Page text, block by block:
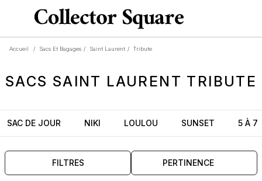
Accueil / Sacs Et Bagages / Saint Laurent / Tribute
SACS SAINT LAURENT TRIBUTE
SAC DE JOUR NIKI LOULOU SUNSET 5 À 7
FILTRES PERTINENCE